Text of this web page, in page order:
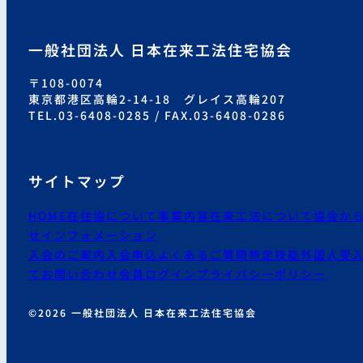
一般社団法人 日本在来工法住宅協会
〒108-0074
東京都港区高輪2-14-18 グレイス高輪207
TEL.03-6408-0285 / FAX.03-6408-0286
サイトマップ
HOME在住協について事業内容在来工法について協会か
せ インフォメーション
入会のご案内 入会申込 よくあるご質問特定技能外国人受
て お問い合わせ会員ログイン プライバシーポリシー
©2026 一般社団法人 日本在来工法住宅協会